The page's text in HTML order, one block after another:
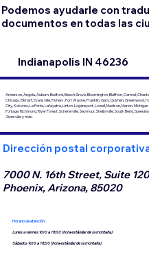
Podemos ayudarle con
documentos en todas las
Indianapolis IN 46236
Anderson, Angola, Auburn, Bedford, Beech Grove, Bloomington, Bluffton, Carmel,
Chicago, Elkhart, Evansville, Fishers, Fort Wayne, Franklin, Gary, Goshen,
City, Kokomo, La Porte, Lafayette, Linton, Logansport, Lowell, Madison, Marion,
Portage, Richmond, River Forest, Schererville, Seymour, Shelbyville, South Bend,
Zionsville y más.
Dirección postal
7000 N. 16th Street, Suite
Phoenix, Arizona, 85020
Horario de atención
Lunes a viernes 9:00 a 18:00 (hora estándar de la montaña)
Sábados 9:00 a 18:00 (hora estándar de la montaña)